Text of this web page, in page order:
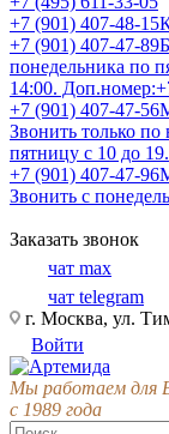
+7 (901) 407-48-15
+7 (901) 407-47-89
понедельника по
14:00.
+7 (901) 407-47-56
Звонить только
пятницу с 10 до 19.
+7 (901) 407-47-96
Звонить с
Заказать звонок
чат max
чат telegram
г. Москва, ул.
Войти
Мы работаем для
с 1989 года